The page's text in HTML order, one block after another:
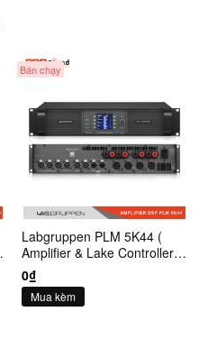
Bán chạy
Labgruppen PLM 5K44 (
Amplifier & Lake Controller )
4 Kênh
0₫
Mua kèm